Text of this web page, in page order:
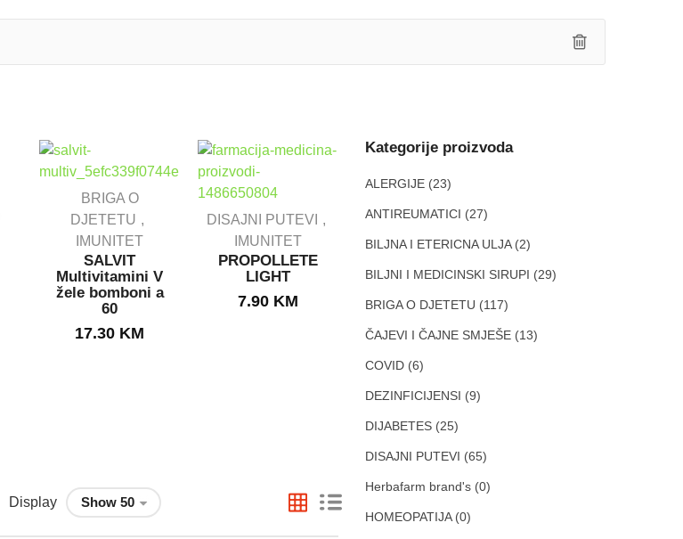
BRIGA O
DJETETU
IMUNITET
SALVIT
Multivitamini V
žele bomboni a
60
17.30 KM
DISAJNI PUTEVI
IMUNITET
PROPOLLETE
LIGHT
7.90 KM DEZINFICIJENSI
granule
OPĆU
300g
8.30 KM
Display
Kategorije proizvoda
ALERGIJE (23)
ANTIREUMATICI (27)
BILJNA I ETERICNA ULJA (2)
BILJNI I MEDICINSKI SIRUPI (29)
BRIGA O DJETETU (117)
ČAJEVI I ČAJNE SMJEŠE (13)
COVID (6)
DEZINFICIJENSI (9)
DIJABETES (25)
DISAJNI PUTEVI (65)
Herbafarm brand's (0)
HOMEOPATIJA (0)